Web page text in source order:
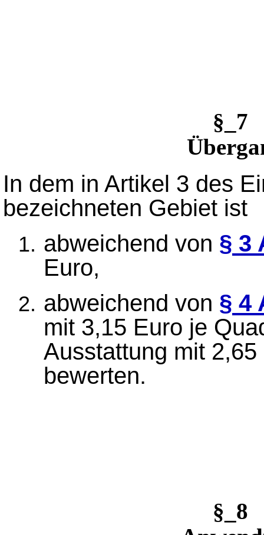
§_7
In dem in Artikel 3 des
bezeichneten Gebiet ist
abweichend von § 3
Euro,
abweichend von § 4
mit 3,15 Euro je
Ausstattung mit
bewerten.
§_8